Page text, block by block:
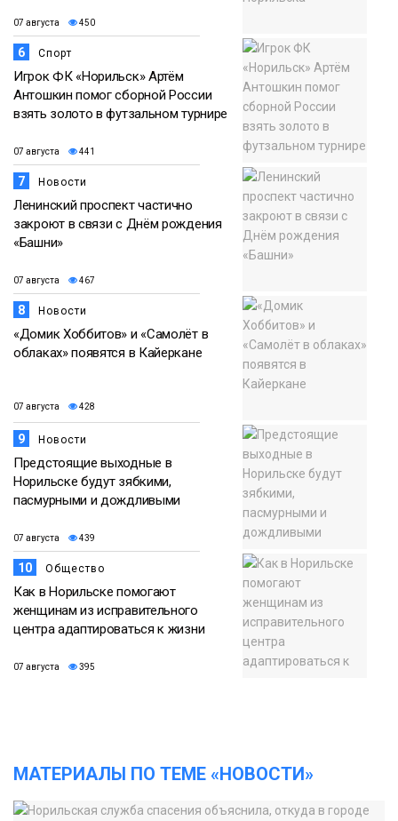
07 августа 450
6 Спорт
Игрок ФК «Норильск» Артём
Антошкин помог сборной России
взять золото в футзальном турнире
07 августа 441
7 Новости
Ленинский проспект частично
закроют в связи с Днём рождения
«Башни»
07 августа 467
8 Новости
«Домик Хоббитов» и «Самолёт в
облаках» появятся в Кайеркане
07 августа 428
9 Новости
Предстоящие выходные в
Норильске будут зябкими,
пасмурными и дождливыми
07 августа 439
10 Общество
Как в Норильске помогают
женщинам из исправительного
центра адаптироваться к жизни
07 августа 395
МАТЕРИАЛЫ ПО ТЕМЕ «НОВОСТИ»